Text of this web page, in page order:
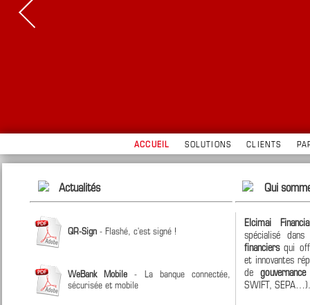
ACCUEIL SOLUTIONS CLIENTS
Actualités
QR-Sign - Flashé, c'est signé !
WeBank Mobile- La banque connectée,
sécurisée et mobile
Qui
Elcimai
spécialisé
financiersqui
et innovantes
de
SWIFT, SEPA…).